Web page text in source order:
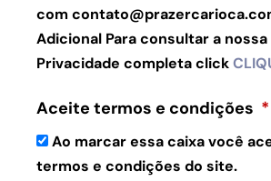
com
Adicional Para consultar a
Privacidade completa click
Aceite termos e condições
Ao marcar essa caixa você
termos e condições do site.